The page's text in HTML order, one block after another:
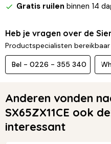
Gratis ruilen binnen 14
Heb je vragen over de
Productspecialisten
Bel - 0226 - 355 340
Anderen vonden
SX65ZX11CE ook
interessant